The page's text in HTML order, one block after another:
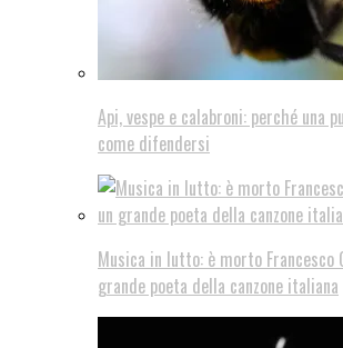
Api, vespe e calabroni: perché una
come difendersi
Musica in lutto: è morto Francesco
grande poeta della canzone italiana